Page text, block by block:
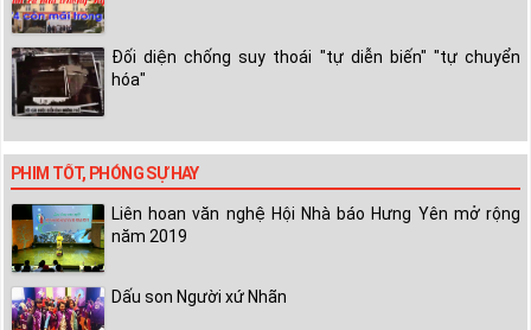
Đối diện chống suy thoái "tự diễn biến" "tự chuyển
hóa"
PHIM TỐT, PHÓNG SỰ HAY
Liên hoan văn nghệ Hội Nhà báo Hưng Yên mở rộng
năm 2019
Dấu son Người xứ Nhãn